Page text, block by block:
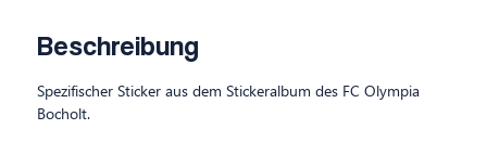
Beschreibung
Spezifischer Sticker aus dem Stickeralbum des FC Olympia
Bocholt.